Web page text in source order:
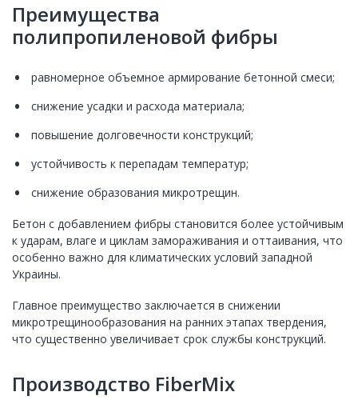
Преимущества
полипропиленовой фибры
равномерное объемное армирование бетонной смеси;
снижение усадки и расхода материала;
повышение долговечности конструкций;
устойчивость к перепадам температур;
снижение образования микротрещин.
Бетон с добавлением фибры становится более устойчивым
к ударам, влаге и циклам замораживания и оттаивания, что
особенно важно для климатических условий западной
Украины.
Главное преимущество заключается в снижении
микротрещинообразования на ранних этапах твердения,
что существенно увеличивает срок службы конструкций.
Производство FiberMix